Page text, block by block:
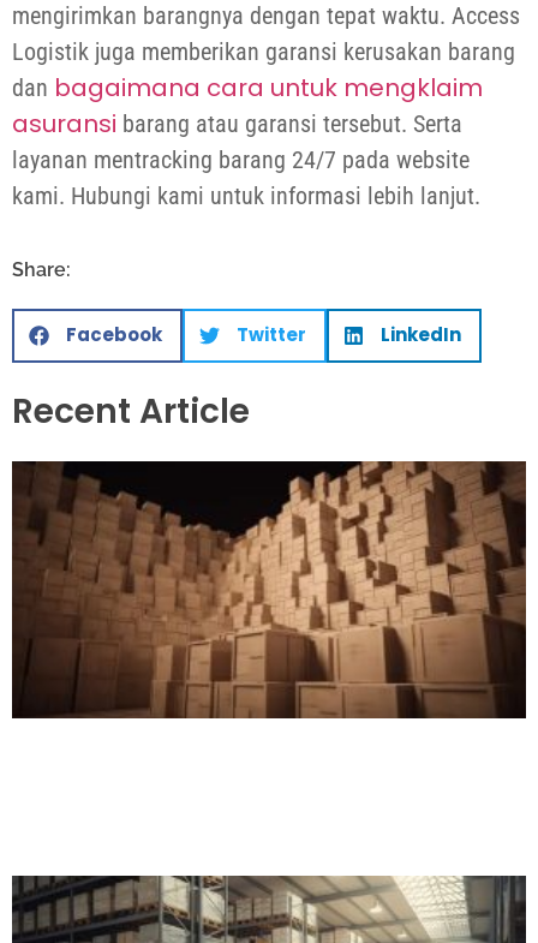
mengirimkan barangnya dengan tepat waktu. Access
Logistik juga memberikan garansi kerusakan barang
dan bagaimana cara untuk mengklaim
asuransi barang atau garansi tersebut. Serta
layanan mentracking barang 24/7 pada website
kami. Hubungi kami untuk informasi lebih lanjut.
Share:
Facebook Twitter LinkedIn
Recent Article